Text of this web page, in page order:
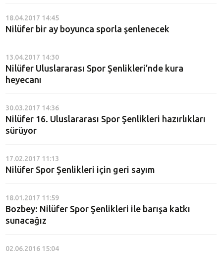
18.04.2017 14:45
Nilüfer bir ay boyunca sporla şenlenecek
13.04.2017 14:30
Nilüfer Uluslararası Spor Şenlikleri’nde kura
heyecanı
30.03.2017 14:36
Nilüfer 16. Uluslararası Spor Şenlikleri hazırlıkları
sürüyor
17.02.2017 11:13
Nilüfer Spor Şenlikleri için geri sayım
18.01.2017 11:59
Bozbey: Nilüfer Spor Şenlikleri ile barışa katkı
sunacağız
02.06.2016 15:04